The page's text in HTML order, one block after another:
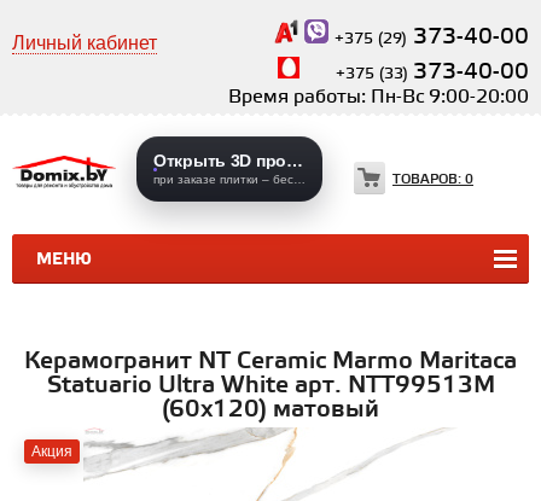
Личный кабинет +375 (29) 373-40-00
+375 (33) 373-40-00
Время работы: Пн-Вс 9:00-20:00
МЕНЮ
Открыть 3D проекты
ТОВАРОВ: 0
КЕРАМИЧЕСКАЯ ПЛИТКА
Керамогранит NT Ceramic Marmo Maritaca
Statuario Ultra White арт. NTT99513M
(60x120) матовый
Акция